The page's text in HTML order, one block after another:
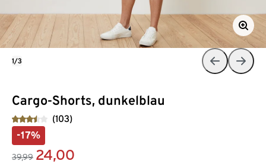
Cargo-Shorts, dunkelblau
(103)
-17%
39,99 24,00
1/3